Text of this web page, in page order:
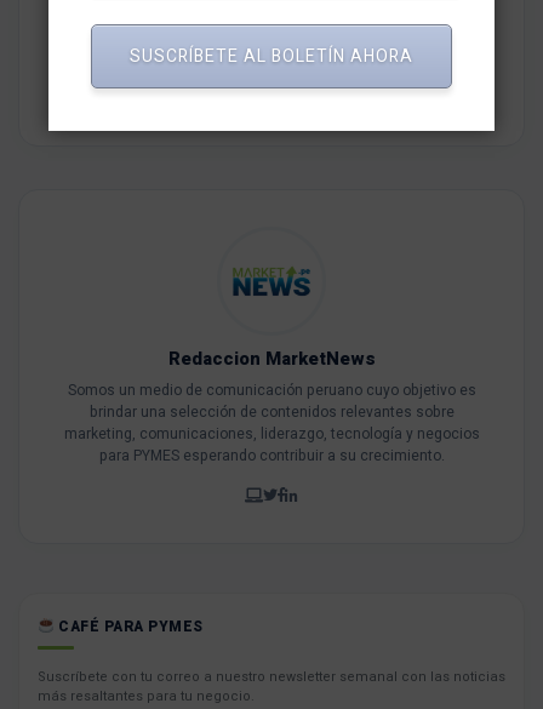
Tags del artículo
Kotex
Redaccion MarketNews
Somos un medio de comunicación peruano cuyo objetivo es
brindar una selección de contenidos relevantes sobre
marketing, comunicaciones, liderazgo, tecnología y negocios
para PYMES esperando contribuir a su crecimiento.
CAFÉ PARA PYMES
Suscríbete con tu correo a nuestro newsletter semanal con las noticias
más resaltantes para tu negocio.
SUSCRÍBETE AL BOLETÍN AHORA